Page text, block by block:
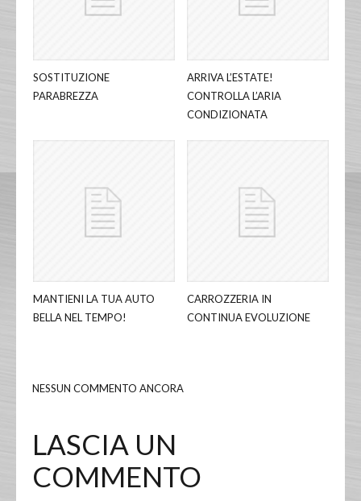
SOSTITUZIONE
PARABREZZA
ARRIVA L’ESTATE!
CONTROLLA L’ARIA
CONDIZIONATA
MANTIENI LA TUA AUTO
BELLA NEL TEMPO!
CARROZZERIA IN
CONTINUA EVOLUZIONE
NESSUN COMMENTO ANCORA
LASCIA UN
COMMENTO